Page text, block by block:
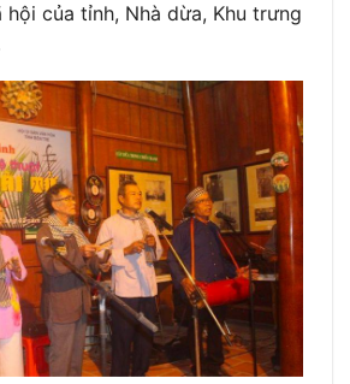
hội của tỉnh, Nhà dừa, Khu trưng